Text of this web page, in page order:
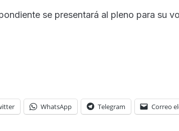
se presentará al pleno para su
WhatsApp Telegram Correo